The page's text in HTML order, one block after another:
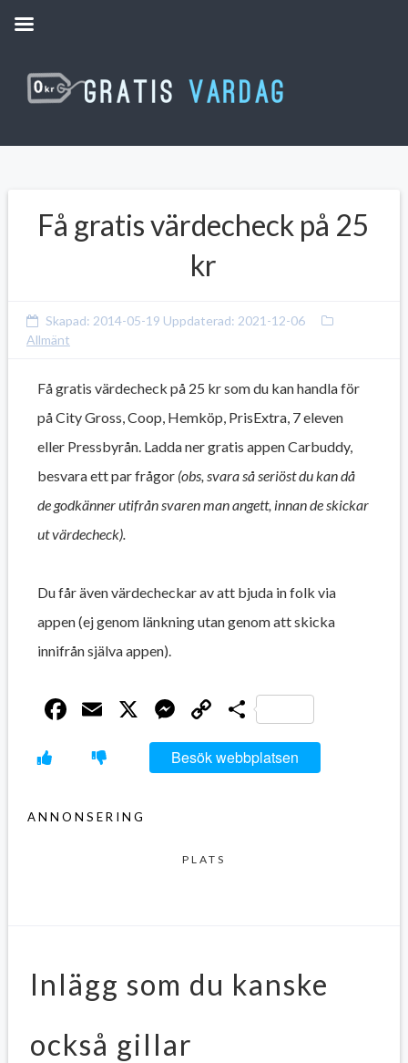
Få gratis värdecheck på 25
kr
Skapad: 2014-05-19 Uppdaterad: 2021-12-06
Allmänt
Få gratis värdecheck på 25 kr som du kan handla för
på City Gross, Coop, Hemköp, PrisExtra, 7 eleven
eller Pressbyrån. Ladda ner gratis appen Carbuddy,
besvara ett par frågor (obs, svara så seriöst du kan då
de godkänner utifrån svaren man angett, innan de skickar
ut värdecheck).
Du får även värdecheckar av att bjuda in folk via
appen (ej genom länkning utan genom att skicka
innifrån själva appen).
Facebook
Email
X Messenger
Copy
Link
Dela
Besök webbplatsen
ANNONSERING
PLATS
Inlägg som du kanske
också gillar